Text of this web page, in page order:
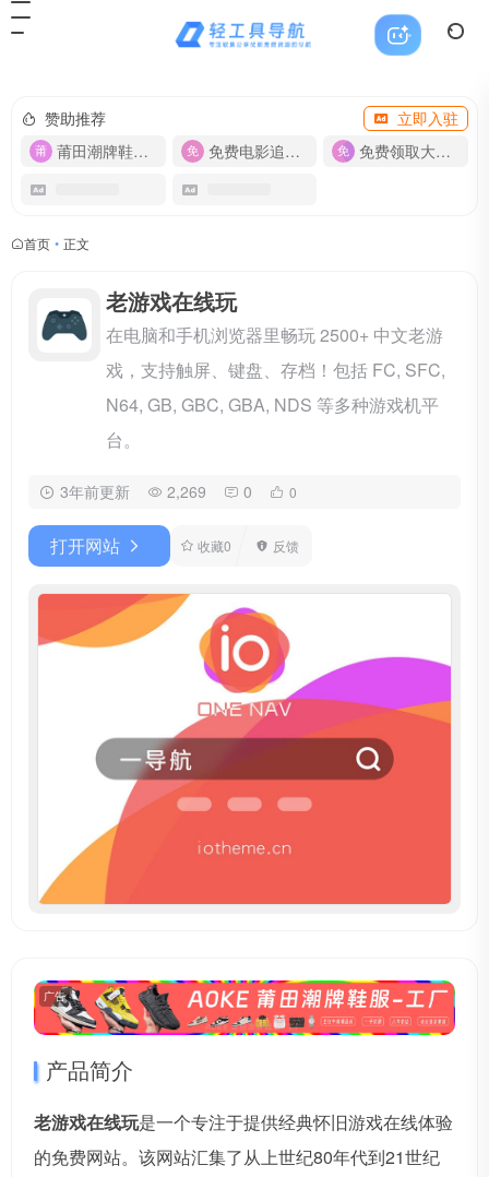
赞助推荐
立即入驻
莆田潮牌鞋服-货源
免费电影追剧APP 免费领取大流量卡【500G】
首页 • 正文
老游戏在线玩
在电脑和手机浏览器里畅玩 2500+ 中文老游
戏，支持触屏、键盘、存档！包括 FC, SFC,
N64, GB, GBC, GBA, NDS 等多种游戏机平
台。
3年前更新 2,269 0 0
打开网站 收藏0 反馈
广告
产品简介
老游戏在线玩是一个专注于提供经典怀旧游戏在线体验
的免费网站。该网站汇集了从上世纪80年代到21世纪